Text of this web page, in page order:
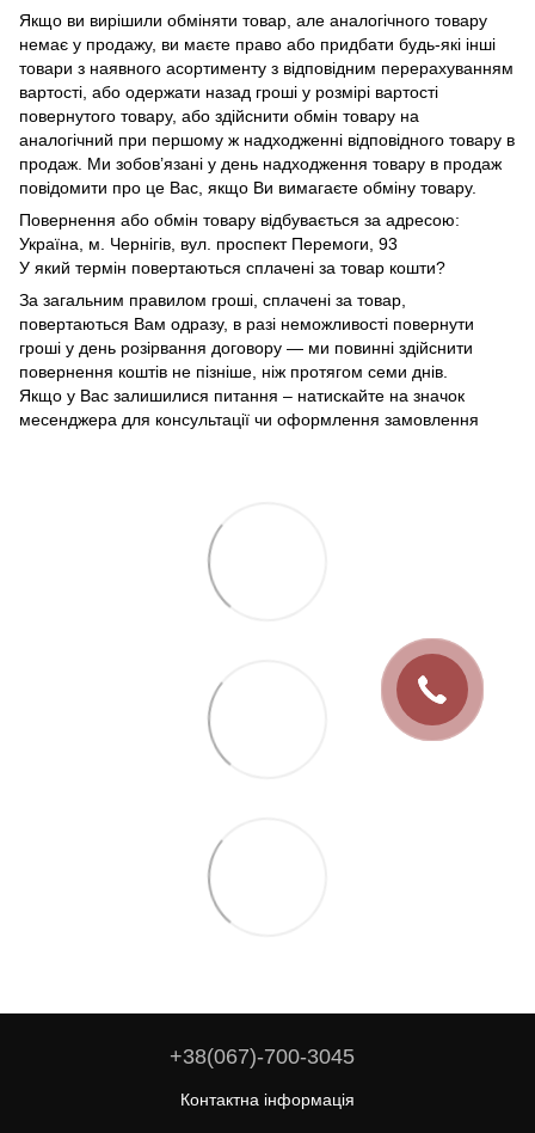
Якщо ви вирішили обміняти товар, але аналогічного товару
немає у продажу, ви маєте право або придбати будь-які інші
товари з наявного асортименту з відповідним перерахуванням
вартості, або одержати назад гроші у розмірі вартості
повернутого товару, або здійснити обмін товару на
аналогічний при першому ж надходженні відповідного товару в
продаж. Ми зобов’язані у день надходження товару в продаж
повідомити про це Вас, якщо Ви вимагаєте обміну товару.
Повернення або обмін товару відбувається за адресою:
Україна, м. Чернігів, вул. проспект Перемоги, 93
У який термін повертаються сплачені за товар кошти?
За загальним правилом гроші, сплачені за товар,
повертаються Вам одразу, в разі неможливості повернути
гроші у день розірвання договору — ми повинні здійснити
повернення коштів не пізніше, ніж протягом семи днів.
Якщо у Вас залишилися питання – натискайте на значок
месенджера для консультації чи оформлення замовлення
+38(067)-700-3045
Контактна інформація